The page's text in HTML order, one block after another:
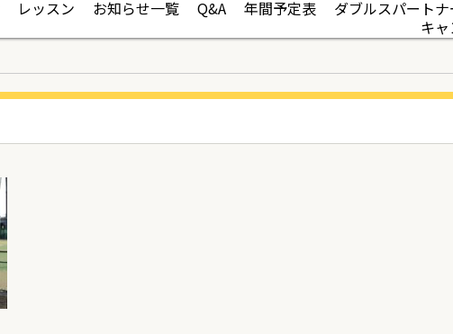
レッスン お知らせ一覧 Q&A 年間予定表 ダブルスパート
キ